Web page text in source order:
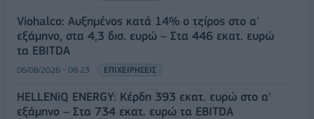
Viohalco: Αυξημένος κατά 14% ο τζίρος στο α'
εξάμηνο, στα 4,3 δισ. ευρώ – Στα 446 εκατ. ευρώ
τα EBITDA
06/08/2026 - 08:23 ΕΠΙΧΕΙΡΗΣΕΙΣ
HELLENiQ ENERGY: Κέρδη 393 εκατ. ευρώ στο α'
εξάμηνο – Στα 734 εκατ. ευρώ τα EBITDA